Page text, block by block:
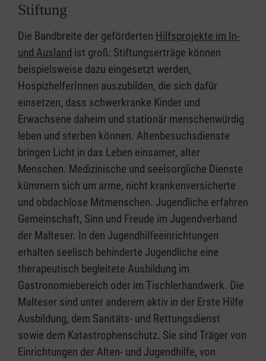
Stiftung
Die Bandbreite der geförderten Hilfsprojekte im In-
und Ausland ist groß: Stiftungserträge können
beispielsweise dazu eingesetzt werden,
HospizhelferInnen auszubilden, die sich dafür
einsetzen, dass schwerkranke Kinder und
Erwachsene daheim und stationär menschenwürdig
leben und sterben können. Altenbesuchsdienste
bringen Licht in das Leben einsamer, alter
Menschen. Medizinische und seelsorgliche Dienste
kümmern sich um arme, nicht krankenversicherte
und obdachlose Mitmenschen. Jugendliche erfahren
Gemeinschaft, Sinn und Freude im Jugendverband
der Malteser. In den Jugendhilfeeinrichtungen
erhalten seelisch behinderte Jugendliche eine
therapeutisch begleitete Ausbildung im
Gastronomiebereich oder im Tischlerhandwerk. Die
Malteser sind unter anderem aktiv in der Erste Hilfe
Ausbildung, dem Sanitäts- und Rettungsdienst
sowie dem Katastrophenschutz. Sie sind Träger von
Einrichtungen der Alten- und Jugendhilfe, von